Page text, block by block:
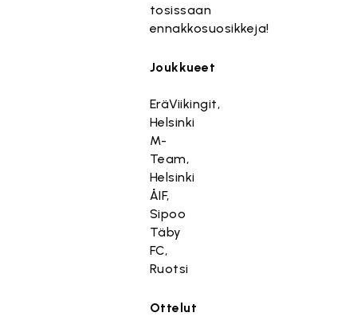
tosissaan
ennakkosuosikkeja!
Joukkueet
EräViikingit,
Helsinki
M-
Team,
Helsinki
ÅIF,
Sipoo
Täby
FC,
Ruotsi
Ottelut